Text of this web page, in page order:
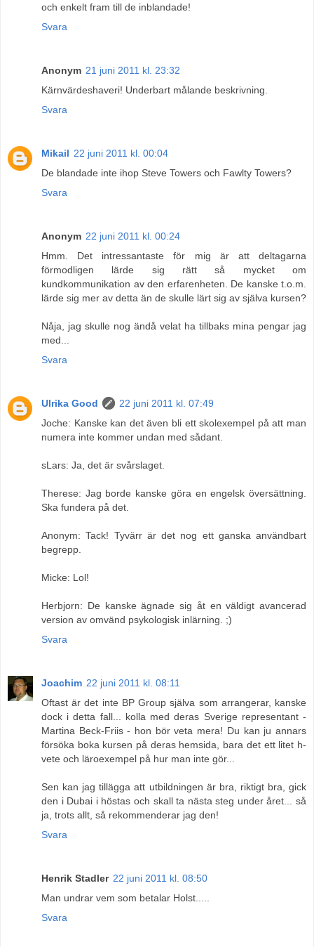
och enkelt fram till de inblandade!
Svara
Anonym 21 juni 2011 kl. 23:32
Kärnvärdeshaveri! Underbart målande beskrivning.
Svara
Mikail 22 juni 2011 kl. 00:04
De blandade inte ihop Steve Towers och Fawlty Towers?
Svara
Anonym 22 juni 2011 kl. 00:24
Hmm. Det intressantaste för mig är att deltagarna
förmodligen lärde sig rätt så mycket om
kundkommunikation av den erfarenheten. De kanske t.o.m.
lärde sig mer av detta än de skulle lärt sig av själva kursen?
Nåja, jag skulle nog ändå velat ha tillbaks mina pengar jag
med...
Svara
Ulrika Good
22 juni 2011 kl. 07:49
Joche: Kanske kan det även bli ett skolexempel på att man
numera inte kommer undan med sådant.
sLars: Ja, det är svårslaget.
Therese: Jag borde kanske göra en engelsk översättning.
Ska fundera på det.
Anonym: Tack! Tyvärr är det nog ett ganska användbart
begrepp.
Micke: Lol!
Herbjorn: De kanske ägnade sig åt en väldigt avancerad
version av omvänd psykologisk inlärning. ;)
Svara
Joachim 22 juni 2011 kl. 08:11
Oftast är det inte BP Group själva som arrangerar, kanske
dock i detta fall... kolla med deras Sverige representant -
Martina Beck-Friis - hon bör veta mera! Du kan ju annars
försöka boka kursen på deras hemsida, bara det ett litet h-
vete och läroexempel på hur man inte gör...
Sen kan jag tillägga att utbildningen är bra, riktigt bra, gick
den i Dubai i höstas och skall ta nästa steg under året... så
ja, trots allt, så rekommenderar jag den!
Svara
Henrik Stadler 22 juni 2011 kl. 08:50
Man undrar vem som betalar Holst.....
Svara